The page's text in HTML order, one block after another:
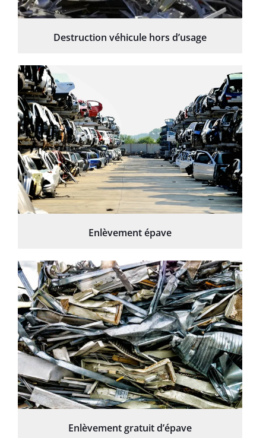
Destruction véhicule hors d’usage
Enlèvement épave
Enlèvement gratuit d’épave